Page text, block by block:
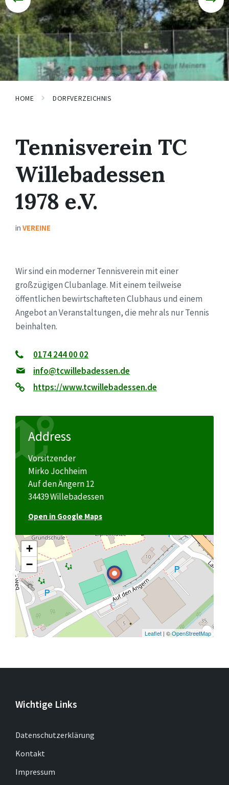
HOME DORFVERZEICHNIS
Tennisverein TC
Willebadessen
1978 e.V.
in VEREINE
Wir sind ein moderner Tennisverein mit einer
großzügigen Clubanlage. Mit einem teilweise
öffentlichen bewirtschafteten Clubhaus und einem
Angebot an Veranstaltungen, die mehr als nur Tennis
beinhalten.
0174 244 00 02
info@tcwillebadessen.de
https://www.tcwillebadessen.de
Address
Vorsitzender
Mirko Jochheim
Auf den Ängern 12
34439 Willebadessen
Open in Google Maps
+
−
Leaflet | ©OpenStreetMap
Wichtige Links
Datenschutzerklärung
Kontakt
Impressum